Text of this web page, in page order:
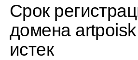
Срок
домена
истек